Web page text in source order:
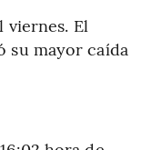
viernes. El
su mayor caída